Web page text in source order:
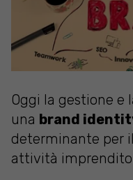
Oggi la gestione e
una brand
determinante per
attività